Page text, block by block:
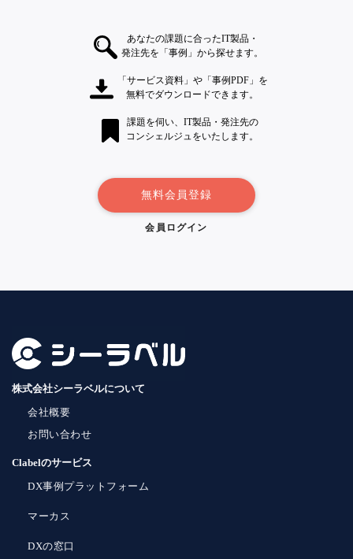
あなたの課題に合ったIT製品・
発注先を「事例」から探せます。
「サービス資料」や「事例PDF」を
無料でダウンロードできます。
課題を伺い、IT製品・発注先の
コンシェルジュをいたします。
無料会員登録
会員ログイン
株式会社シーラベルについて
会社概要
お問い合わせ
Clabelのサービス
DX事例プラットフォーム
マーカス
DXの窓口